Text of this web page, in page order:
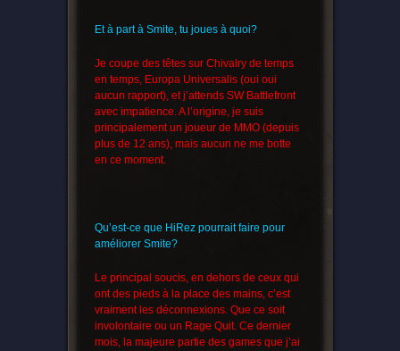
Et à part à Smite, tu joues à quoi?
Je coupe des têtes sur Chivalry de temps
en temps, Europa Universalis (oui oui
aucun rapport), et j’attends SW Battlefront
avec impatience. A l’origine, je suis
principalement un joueur de MMO (depuis
plus de 12 ans), mais aucun ne me botte
en ce moment.
Qu’est-ce que HiRez pourrait faire pour
améliorer Smite?
Le principal soucis, en dehors de ceux qui
ont des pieds à la place des mains, c’est
vraiment les déconnexions. Que ce soit
involontaire ou un Rage Quit. Ce dernier
mois, la majeure partie des games que j’ai